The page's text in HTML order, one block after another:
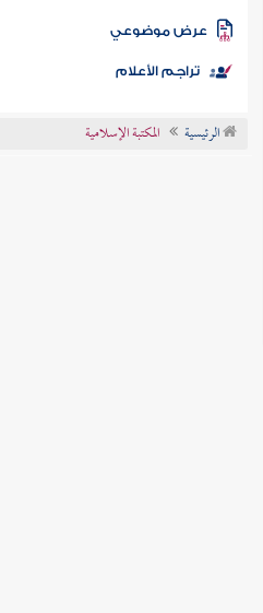
الكتب
موضوعي
تراجم الأعلام
الرئيسية المكتبة الإسلامية